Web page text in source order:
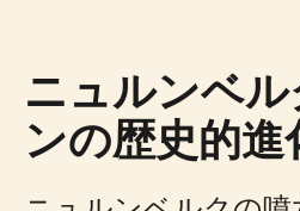
ニュルンベ
ンの歴史的進